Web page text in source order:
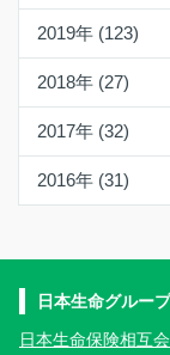
2019年 (123)
2018年 (27)
2017年 (32)
2016年 (31)
日本生命グルー
日本生命保険相互